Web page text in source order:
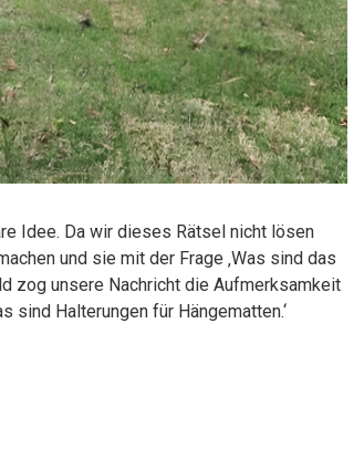
Idee. Da wir dieses Rätsel nicht lösen
und sie mit der Frage ‚Was sind das
zog unsere Nachricht die Aufmerksamkeit
sind Halterungen für Hängematten.‘